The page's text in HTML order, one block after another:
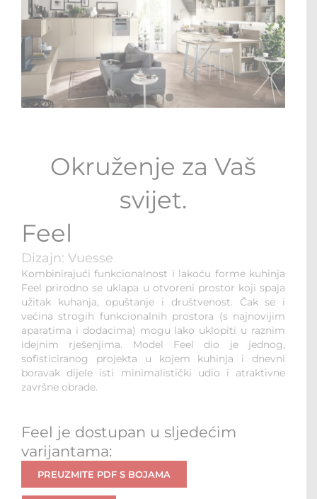
DNEVNI BORAVCI
STOLOVI I STOLICE
MULTI-FUNKCIONALNI MODULI
Okruženje za Vaš
svijet.
Feel
Dizajn: Vuesse
Kombinirajući funkcionalnost i lakoću forme kuhinja
Feel prirodno se uklapa u otvoreni prostor koji spaja
užitak kuhanja, opuštanje i društvenost. Čak se i
većina strogih funkcionalnih prostora (s najnovijim
aparatima i dodacima) mogu lako uklopiti u raznim
idejnim rješenjima. Model Feel dio je jednog,
sofisticiranog projekta u kojem kuhinja i dnevni
boravak dijele isti minimalistički udio i atraktivne
završne obrade.
Feel je dostupan u sljedećim
varijantama:
PREUZMITE PDF S BOJAMA